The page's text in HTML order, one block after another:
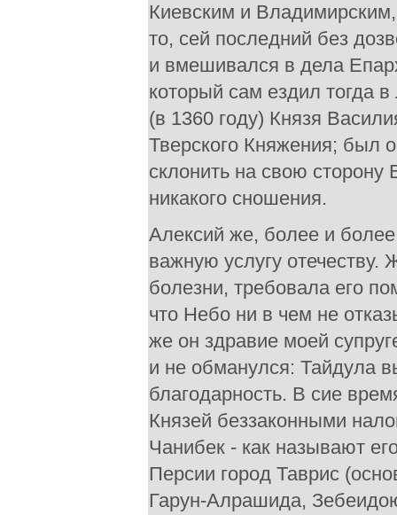
Киевским и
то, сей последний без
и вмешивался в дела
который сам ездил тогда
(в 1360 году) Князя
Тверского Княжения; был
склонить на свою
никакого сношения.
Алексий же, более и
важную услугу
болезни, требовала его
что Небо ни в чем не
же он здравие моей
и не обманулся: Тайдула
благодарность. В сие
Князей беззаконными
Чанибек - как называют
Персии город Таврис
Гарун-Алрашида,